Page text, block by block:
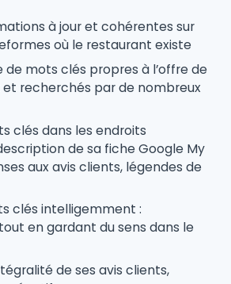
à jour et cohérentes sur
où le restaurant existe
de mots clés propres à l’offre de
recherchés par de nombreux
clés dans les endroits
de sa fiche Google My
aux avis clients, légendes de
clés intelligemment :
en gardant du sens dans le
de ses avis clients,